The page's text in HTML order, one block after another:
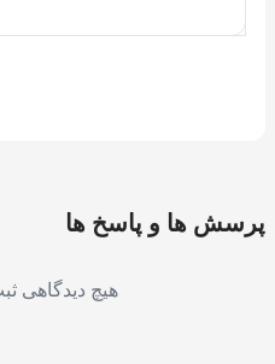
پرسش ها و پاسخ ها
هیچ دیدگاهی